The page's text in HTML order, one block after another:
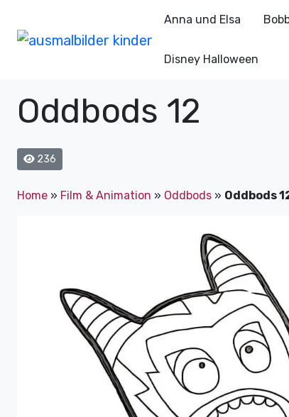
Anna und Elsa
Disney Halloween
Oddbods 12
236
Home » Film & Animation » Oddbods » Oddbods